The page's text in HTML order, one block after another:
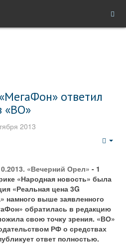
ответил
«ВО»
2013
«Вечерний Орел» - 1
«Народная новость» была
«Реальная цена 3G
намного выше заявленного
обратилась в редакцию
свою точку зрения. «ВО»
РФ о средствах
ответ полностью.